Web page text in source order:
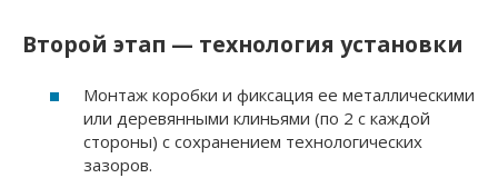
Второй этап — технология установки
Монтаж коробки и фиксация ее металлическими
или деревянными клиньями (по 2 с каждой
стороны) с сохранением технологических
зазоров.